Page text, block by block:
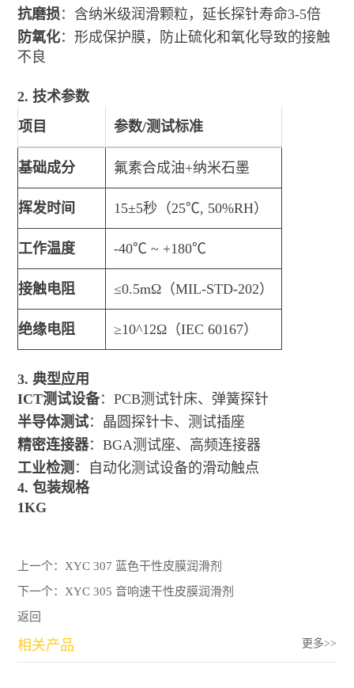
抗磨损：含纳米级润滑颗粒，延长探针寿命3-5倍
防氧化：形成保护膜，防止硫化和氧化导致的接触
不良
2. 技术参数
项目
参数/测试标准
基础成分 氟素合成油+纳米石墨
挥发时间 15±5秒（25℃, 50%RH）
工作温度 -40℃ ~ +180℃
接触电阻 ≤0.5mΩ（MIL-STD-202）
绝缘电阻 ≥10^12Ω（IEC 60167）
3. 典型应用
ICT测试设备：PCB测试针床、弹簧探针
半导体测试：晶圆探针卡、测试插座
精密连接器：BGA测试座、高频连接器
工业检测 ：自动化测试设备的滑动触点
4. 包装规格
1KG
上一个： XYC 307 蓝色干性皮膜润滑剂
下一个： XYC 305 音响速干性皮膜润滑剂
返回
相关产品 更多>>